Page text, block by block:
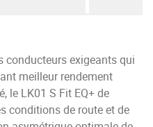
exigeants qui
meilleur rendement
le LK01 S Fit EQ+ de
conditions de route et de